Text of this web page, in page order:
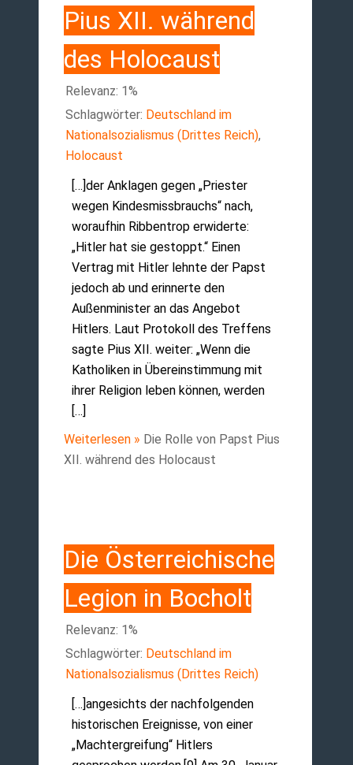
Pius XII. während
des Holocaust
Relevanz: 1%
Schlagwörter: Deutschland im
Nationalsozialismus (Drittes Reich),
Holocaust
[…]der Anklagen gegen „Priester
wegen Kindesmissbrauchs“ nach,
woraufhin Ribbentrop erwiderte:
„Hitler hat sie gestoppt.“ Einen
Vertrag mit Hitler lehnte der Papst
jedoch ab und erinnerte den
Außenminister an das Angebot
Hitlers. Laut Protokoll des Treffens
sagte Pius XII. weiter: „Wenn die
Katholiken in Übereinstimmung mit
ihrer Religion leben können, werden
[…]
Weiterlesen » Die Rolle von Papst Pius
XII. während des Holocaust
Die Österreichische
Legion in Bocholt
Relevanz: 1%
Schlagwörter: Deutschland im
Nationalsozialismus (Drittes Reich)
[…]angesichts der nachfolgenden
historischen Ereignisse, von einer
„Machtergreifung“ Hitlers